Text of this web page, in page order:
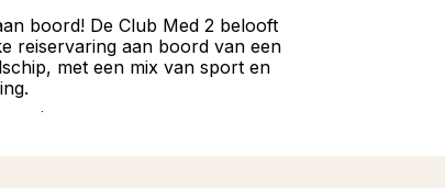
boord! De Club Med 2 belooft
reiservaring aan boord van een
met een mix van sport en